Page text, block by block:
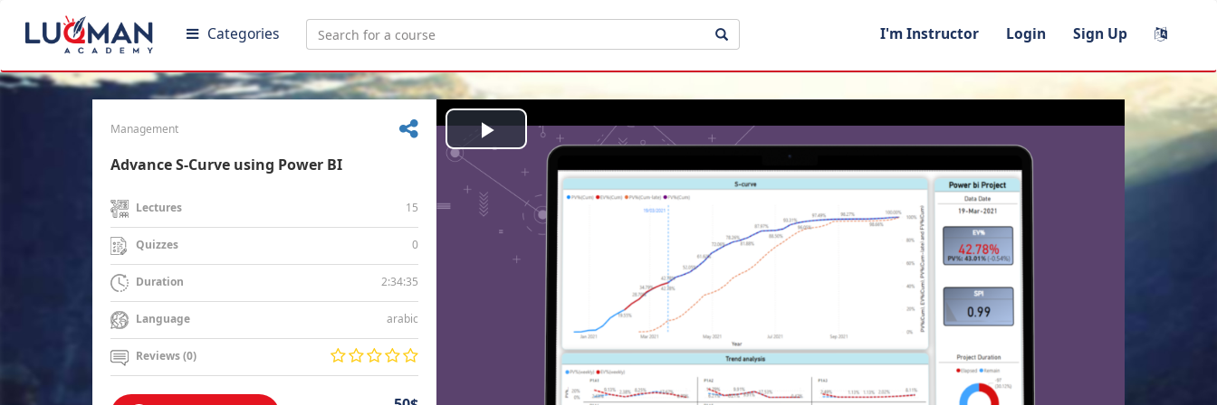
Categories I'm Instructor Login Sign Up
Management
Advance S-Curve using Power BI
Lectures 15
Quizzes 0
Duration 2:34:35
Language arabic
Reviews (0)
Play
Video